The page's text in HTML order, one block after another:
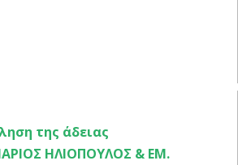
ΕΠΙΤΡΟΠΗ ΠΟΙΟΤΗΤΑΣ ΖΩΗΣ 2017 –
της άδειας
ΗΛΙΟΠΟΥΛΟΣ & ΕΜ.